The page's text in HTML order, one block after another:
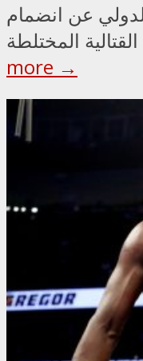
عن انضمام
more →